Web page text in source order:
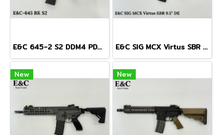
E&C 645-2 S2 DDM4 PDW AEG E&C SIG MCX Virtus SBR 9.5" สีทราย บอดี้โลหะ Gen 2 (QD 2.0)
New New